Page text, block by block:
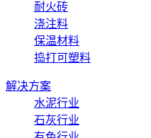
耐火砖
浇注料
保温材料
捣打可塑料
解决方案
水泥行业
石灰行业